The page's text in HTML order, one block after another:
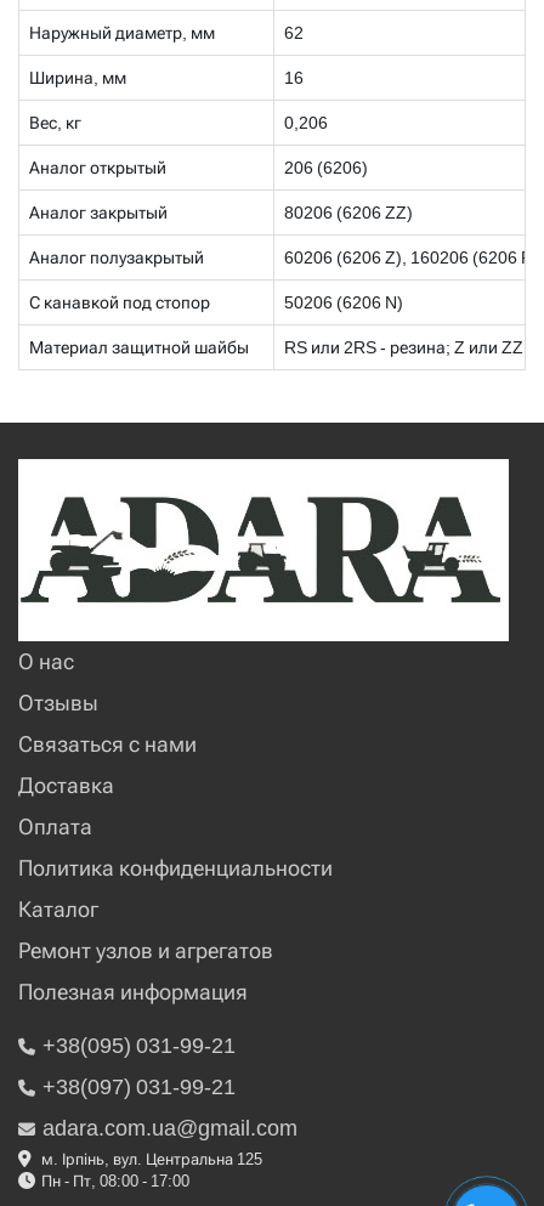
Наружный диаметр, мм 62
Ширина, мм 16
Вес, кг 0,206
Аналог открытый 206 (6206)
Аналог закрытый 80206 (6206 ZZ)
Аналог полузакрытый 60206 (6206 Z), 160206 (6206
С канавкой под стопор 50206 (6206 N)
Материал защитной шайбы RS или 2RS - резина; Z или ZZ -
О нас
Отзывы
Связаться с нами
Доставка
Оплата
Политика конфиденциальности
Каталог
Ремонт узлов и агрегатов
Полезная информация
+38(095) 031-99-21
+38(097) 031-99-21
adara.com.ua@gmail.com
м. Ірпінь, вул. Центральна 125
Пн - Пт, 08:00 - 17:00